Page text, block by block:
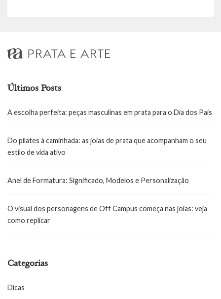
Últimos Posts
A escolha perfeita: peças masculinas em prata para o Dia dos Pais
Do pilates à caminhada: as joias de prata que acompanham o seu
estilo de vida ativo
Anel de Formatura: Significado, Modelos e Personalização
O visual dos personagens de Off Campus começa nas joias: veja
como replicar
Categorias
Dicas